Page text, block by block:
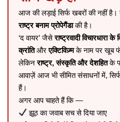
आज की लड़ाई सिर्फ खबरों की नहीं
राष्ट्र बनाम प्रोपेगैंडाकी है।
‘द वायर’ जैसेराष्ट्रवादी विचारधारा के
क्रांतिऔरएक्टिविज़्मके नाम पर खूब
लेकिनराष्ट्र, संस्कृति और देशहितके
आवाज़ें आज भी सीमित संसाधनों में,
हैं।
अगर आप चाहते हैं कि —
झूठ का जवाब सच से दिया जाए